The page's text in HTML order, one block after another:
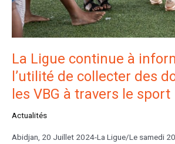
La Ligue continue à
l’utilité de collecter des
les VBG à travers le sport
Actualités
Abidjan, 20 Juillet 2024-La Ligue/Le samedi